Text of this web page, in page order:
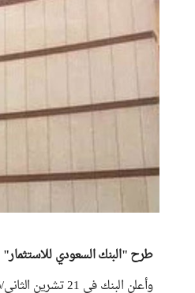
طرح "البنك السعودي للاستثمار"